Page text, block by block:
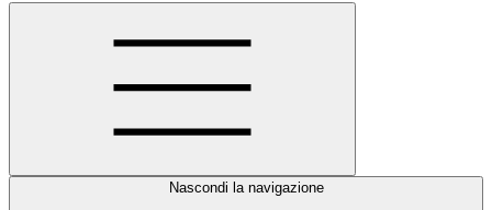
Nascondi la navigazione